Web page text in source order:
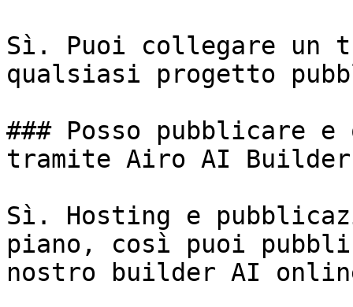
Sì. Puoi collegare un
qualsiasi progetto
### Posso pubblicare
tramite Airo AI
Sì. Hosting e
piano, così puoi
nostro builder AI